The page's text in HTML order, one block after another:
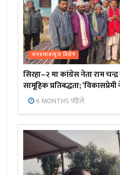
जनप्रभाबन्युज विशेष
सिरहा–२ मा कांग्रेस नेता राम
सामूहिक प्रतिबद्धता;
6 MONTHS पहिले